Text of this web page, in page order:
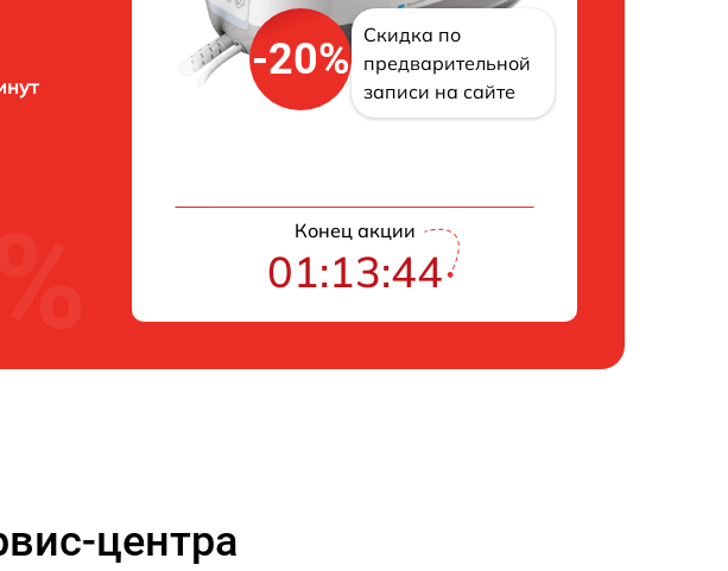
-20%
Скидка по
предварительной
записи на сайте
Конец акции
01:13:43
центра